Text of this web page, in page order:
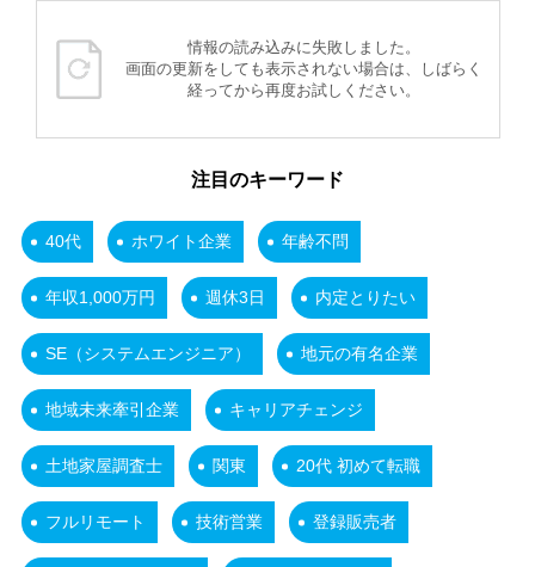
情報の読み込みに失敗しました。
画面の更新をしても表示されない場合は、しばらく
経ってから再度お試しください。
注目のキーワード
40代 ホワイト企業 年齢不問
年収1,000万円 週休3日 内定とりたい
SE（システムエンジニア） 地元の有名企業
地域未来牽引企業 キャリアチェンジ
土地家屋調査士 関東 20代 初めて転職
フルリモート 技術営業 登録販売者